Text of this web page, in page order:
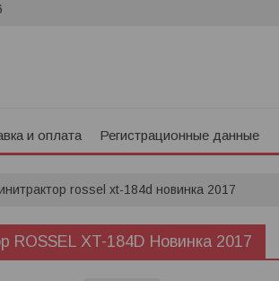
и оплата Регистрационные данные
rossel xt-184d новинка 2017
ROSSEL XT-184D Новинка 2017